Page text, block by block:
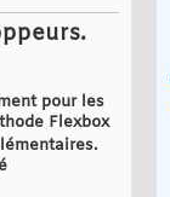
pour les
Flexbox